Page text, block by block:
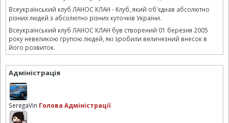
Всеукраїнський клуб ЛАНОС КЛАН - Клуб, який об'єднав абсолютно
різних людей з абсолютно різних куточків України.
Всеукраїнський клуб ЛАНОС КЛАН був створений 01 березня 2005
року невеликою групою людей, які зробили величезний внесок в
його розвиток.
Адміністрація
SeregaVin Голова Адміністрації